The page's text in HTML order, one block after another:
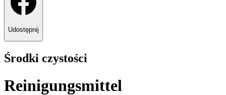
Udostępnij
Środki czystości
Reinigungsmittel